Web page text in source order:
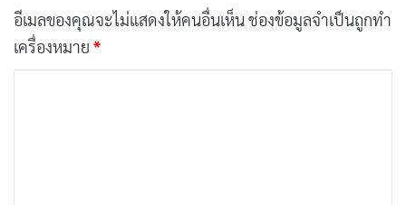
แพลตฟอร์ม Falcon หัวใจสำคัญของ
อีเมลของคุณจะไม่แสดงให้คนอื่นเห็น ช่องข้อมูลจำเป็นถูกทำ
เครื่องหมาย *